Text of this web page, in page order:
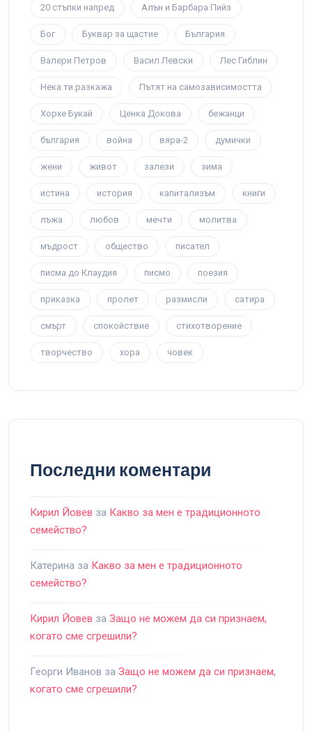
20 стъпки напред Алън и Барбара Пийз
Бог Буквар за щастие България
Валери Петров Васил Левски Лес Гиблин
Нека ти разкажа Пътят на самозависимостта
Хорхе Букай Ценка Докова бежанци
българия война вяра-2 думички
жени живот залези зима
истина история капитализъм книги
лъжа любов мечти молитва
мъдрост общество писател
писма до Клаудия писмо поезия
приказка пролет размисли сатира
смърт спокойствие стихотворение
творчество хора човек
Последни коментари
Кирил Йовев за Какво за мен е традиционното
семейство?
Катерина за Какво за мен е традиционното
семейство?
Кирил Йовев за Защо не можем да си признаем,
когато сме сгрешили?
Георги Иванов за Защо не можем да си признаем,
когато сме сгрешили?